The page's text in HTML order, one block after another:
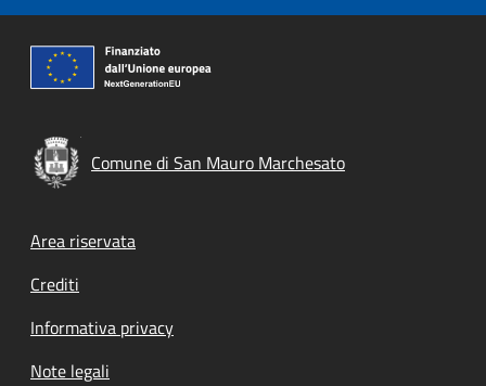
Comune di San Mauro Marchesato
Footer menu
Area riservata
Crediti
Informativa privacy
Note legali